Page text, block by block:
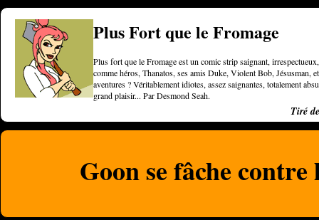
Plus Fort que le Fromage
Plus fort que le Fromage est un comic strip saignant,
comme héros, Thanatos, ses amis Duke, Violent Bob, Jésusman,
aventures ? Véritablement idiotes, assez saignantes, totalement
grand plaisir... Par Desmond Seah.
Tiré
Goon se fâche